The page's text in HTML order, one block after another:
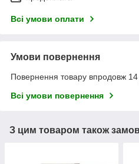
Всі умови оплати
Умови повернення
Повернення товару впродовж 14
Всі умови повернення
З цим товаром також